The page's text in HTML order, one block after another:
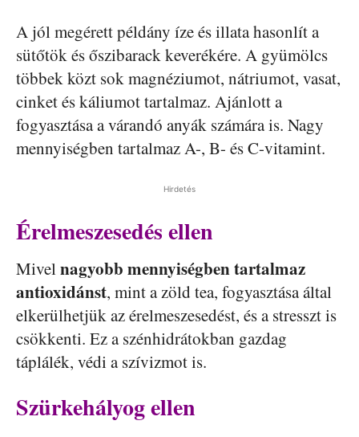
A jól megérett példány íze és illata hasonlít a
sütőtök és őszibarack keverékére. A gyümölcs
többek közt sok magnéziumot, nátriumot, vasat,
cinket és káliumot tartalmaz. Ajánlott a
fogyasztása a várandó anyák számára is. Nagy
mennyiségben tartalmaz A-, B- és C-vitamint.
Hirdetés
Érelmeszesedés ellen
Mivelnagyobb mennyiségben tartalmaz
antioxidánst, mint a zöld tea, fogyasztása által
elkerülhetjük az érelmeszesedést, és a stresszt is
csökkenti. Ez a szénhidrátokban gazdag
táplálék, védi a szívizmot is.
Szürkehályog ellen